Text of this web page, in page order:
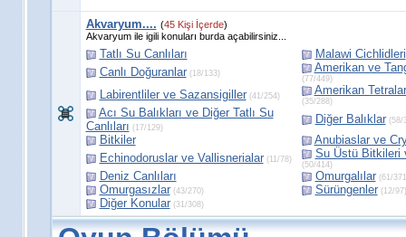
Akvaryum.... (45 Kişi İçerde)
Akvaryum ile igili konuları burda açabilirsiniz...
Tatlı Su Canlıları Malawi Cichlidleri
Canlı Doğuranlar(18/133) Amerikan ve
(77/449)
Labirentliler ve Sazansigiller(41/254) Amerikan
(35/288)
Acı Su Balıkları ve Diğer Tatlı Su
Canlıları (17/129)
Diğer Balıklar(58/
Bitkiler
Anubiaslar ve
Echinodoruslar ve Vallisnerialar(11/78) Su Üstü Bitkileri
(50/414)
Deniz Canlıları Omurgalılar(61/
Omurgasızlar(43/270) Sürüngenler(12/97)
Diğer Konular(31/308)